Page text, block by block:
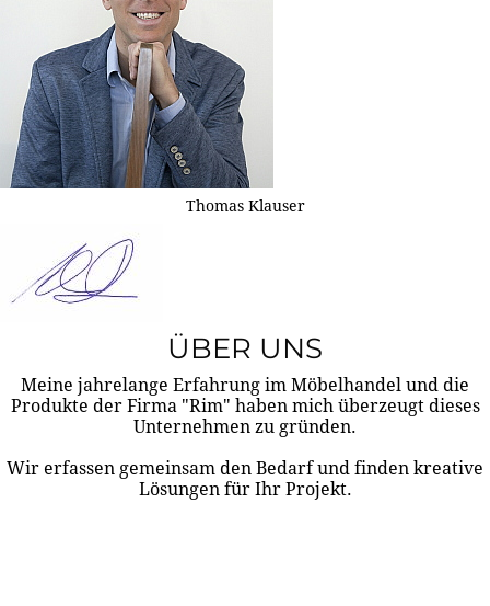
Thomas Klauser
ÜBER UNS
Meine jahrelange Erfahrung im Möbelhandel und die
Produkte der Firma "Rim" haben mich überzeugt dieses
Unternehmen zu gründen.
Wir erfassen gemeinsam den Bedarf und finden kreative
Lösungen für Ihr Projekt.